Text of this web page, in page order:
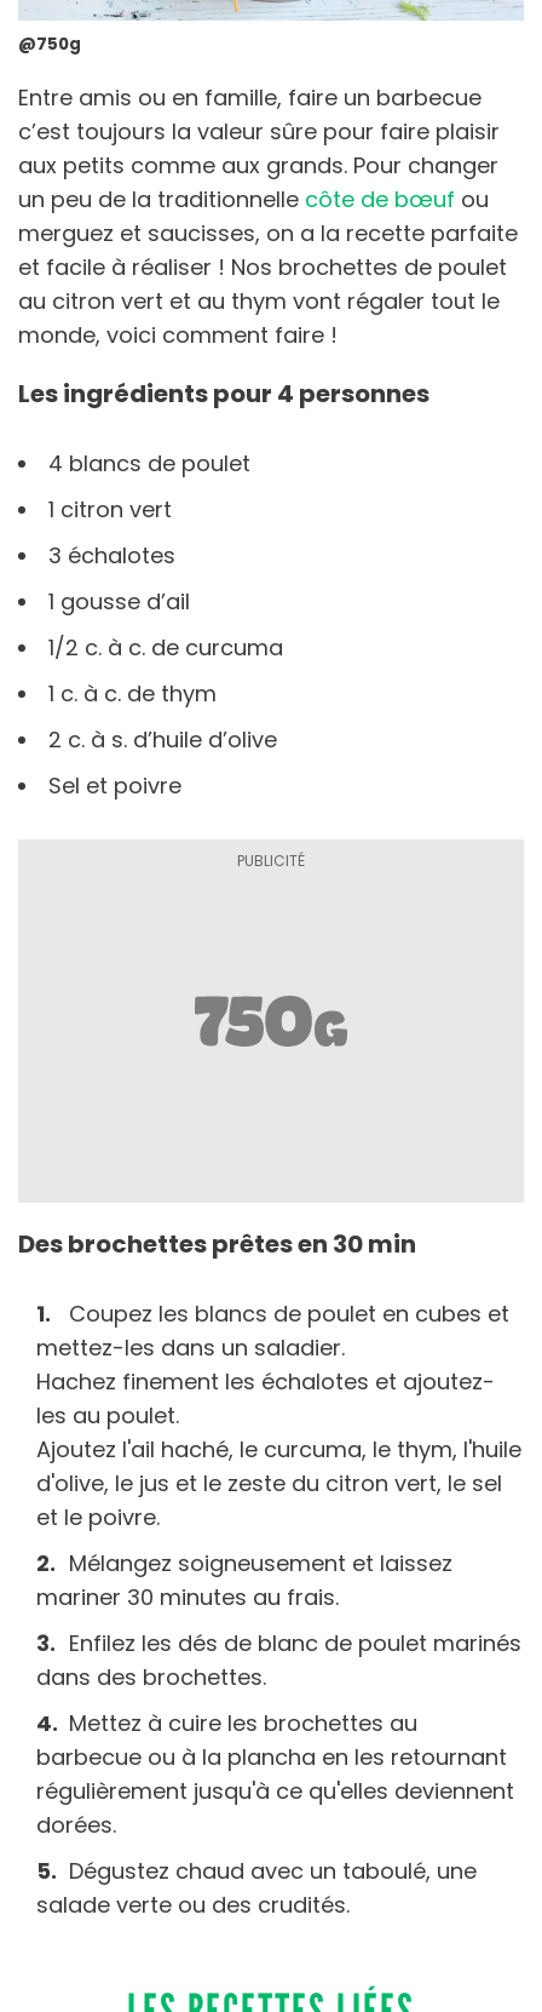
@750g
Entre amis ou en famille, faire un barbecue
c’est toujours la valeur sûre pour faire plaisir
aux petits comme aux grands. Pour changer
un peu de la traditionnelle côte de bœuf ou
merguez et saucisses, on a la recette parfaite
et facile à réaliser ! Nos brochettes de poulet
au citron vert et au thym vont régaler tout le
monde, voici comment faire !
Les ingrédients pour 4 personnes
4 blancs de poulet
1 citron vert
3 échalotes
1 gousse d’ail
1/2 c. à c. de curcuma
1 c. à c. de thym
2 c. à s. d’huile d’olive
Sel et poivre
Des brochettes prêtes en 30 min
Coupez les blancs de poulet en cubes et
mettez-les dans un saladier.
Hachez finement les échalotes et ajoutez-
les au poulet.
Ajoutez l'ail haché, le curcuma, le thym, l'huile
d'olive, le jus et le zeste du citron vert, le sel
et le poivre.
Mélangez soigneusement et laissez
mariner 30 minutes au frais.
Enfilez les dés de blanc de poulet marinés
dans des brochettes.
Mettez à cuire les brochettes au
barbecue ou à la plancha en les retournant
régulièrement jusqu'à ce qu'elles deviennent
dorées.
Dégustez chaud avec un taboulé, une
salade verte ou des crudités.